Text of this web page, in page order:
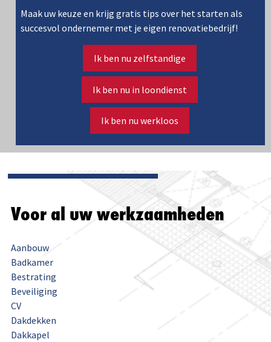
Maak uw keuze en krijg gratis tips over het starten als
succesvol ondernemer met je eigen renovatiebedrijf!
Ik ben nu zelfstandige
Ik ben nu in loondienst
Ik ben nu werkloos
Voor al uw werkzaamheden
Aanbouw
Badkamer
Bestrating
Beveiliging
CV
Dakdekken
Dakkapel